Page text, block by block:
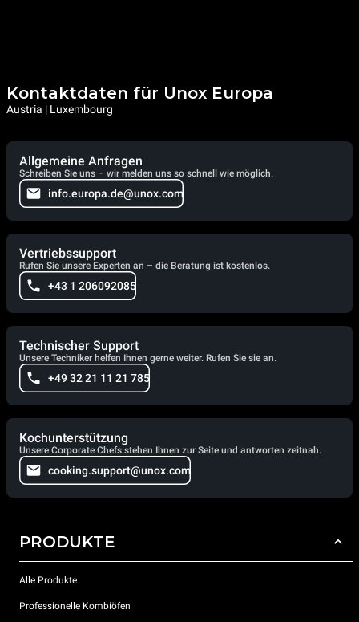
Kontaktdaten für Unox Europa
Austria | Luxembourg
Allgemeine Anfragen
Schreiben Sie uns – wir melden uns so schnell wie möglich.
info.europa.de@unox.com
Vertriebssupport
Rufen Sie unsere Experten an – die Beratung ist kostenlos.
+43 1 206092085
Technischer Support
Unsere Techniker helfen Ihnen gerne weiter. Rufen Sie sie an.
+49 32 21 11 21 785
Kochunterstützung
Unsere Corporate Chefs stehen Ihnen zur Seite und antworten zeitnah.
cooking.support@unox.com
PRODUKTE
Alle Produkte
Professionelle Kombiöfen